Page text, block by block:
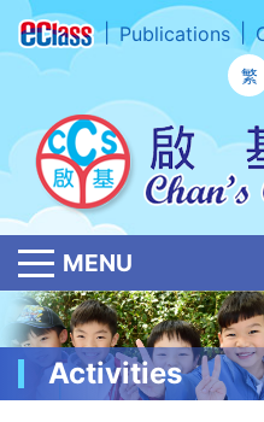
Publications
繁
MENU
Activities